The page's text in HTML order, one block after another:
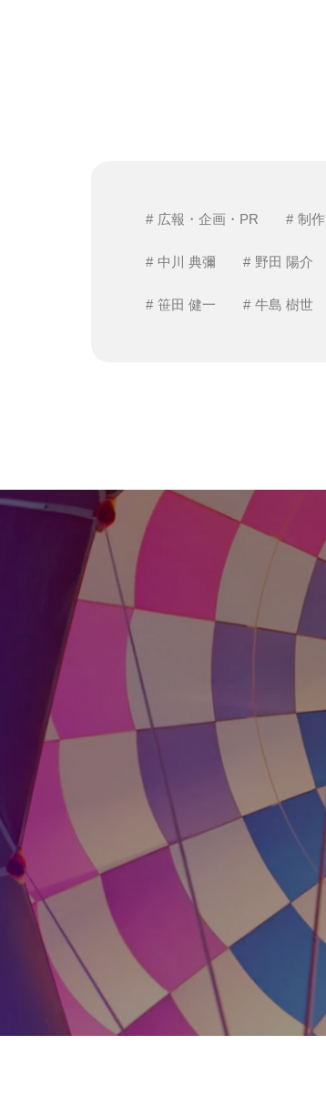
広報・企画・PR 制作
中川 典彌 野田 陽介
笹田 健一 牛島 樹世